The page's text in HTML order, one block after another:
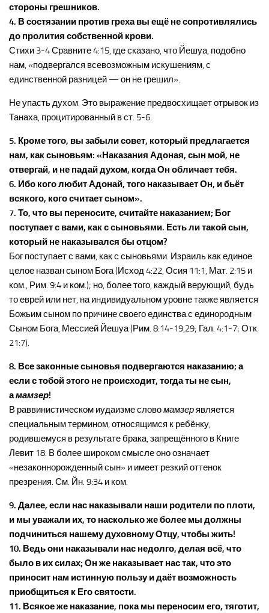
стороны грешников.
4. В состязании против греха вы ещё не сопротивлялись
до пролития собственной крови.
Стихи 3-4 Сравните 4:15, где сказано, что Йешуа, подобно
нам, «подвергался всевозможным искушениям, с
единственной разницей — он не грешил».
Не упасть духом. Это выражение предвосхищает отрывок из
Танаха, процитированный в ст. 5-6.
5. Кроме того, вы забыли совет, который предлагается
нам, как сыновьям: «Наказания Адоная, сын мой, не
отвергай, и не падай духом, когда Он обличает тебя.
6. Ибо кого любит Адонай, того наказывает Он, и бьёт
всякого, кого считает сыном».
7. То, что вы переносите, считайте наказанием; Бог
поступает с вами, как с сыновьями. Есть ли такой сын,
который не наказывался бы отцом?
Бог поступает с вами, как с сыновьями. Израиль как единое
целое назван сыном Бога (Исход 4:22, Осия 11:1, Мат. 2:15 и
ком., Рим. 9:4 и ком.); но, более того, каждый верующий, будь
то еврей или нет, на индивидуальном уровне также является
Божьим сыном по причине своего единства с единородным
Сыном Бога, Мессией Йешуа (Рим. 8:14-19,29; Гал. 4:1-7; Отк.
21:7).
8. Все законные сыновья подвергаются наказанию; а
если с тобой этого не происходит, тогда ты не сын,
амамзер!
В раввинистическом иудаизме словомамзерявляется
специальным термином, относящимся к ребёнку,
родившемуся в результате брака, запрещённого в Книге
Левит 18. В более широком смысле оно означает
«незаконнорожденный сын» и имеет резкий оттенок
презрения. См. Йн. 9:34 и ком.
9. Далее, если нас наказывали наши родители по плоти,
и мы уважали их, то насколько же более мы должны
подчиниться нашему духовному Отцу, чтобы жить!
10. Ведь они наказывали нас недолго, делая всё, что
было в их силах; Он же наказывает нас так, что это
приносит нам истинную пользу и даёт возможность
приобщиться к Его святости.
11. Всякое же наказание, пока мы переносим его, тяготит,